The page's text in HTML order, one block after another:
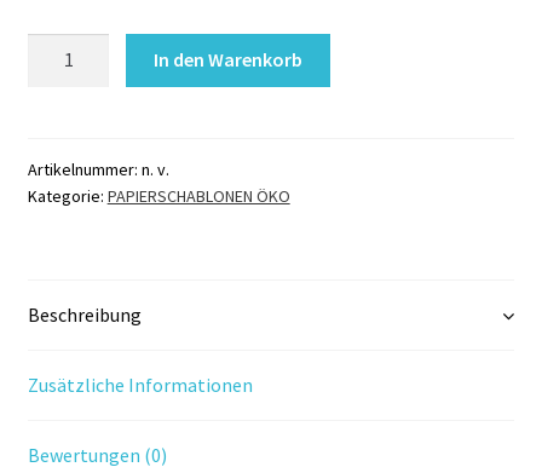
Menge
In den Warenkorb
Artikelnummer: n. v.
Kategorie: PAPIERSCHABLONEN ÖKO
Beschreibung
Zusätzliche Informationen
Bewertungen (0)